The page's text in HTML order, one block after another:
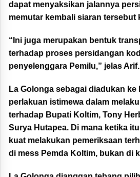
dapat menyaksikan jalannya
memutar kembali siaran tersebut
“Ini juga merupakan bentuk
terhadap proses persidangan
penyelenggara Pemilu,” jelas Arif.
La Golonga sebagai diadukan ke
perlakuan istimewa dalam
terhadap Bupati Koltim, Tony
Surya Hutapea. Di mana ketika
kuat melakukan pemeriksaan
di mess Pemda Koltim, bukan di